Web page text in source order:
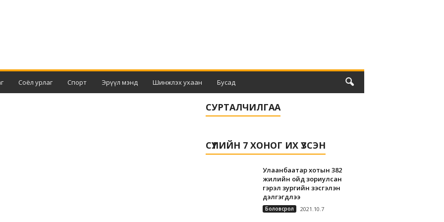
Соёл урлаг Спорт Эрүүл мэнд Шинжлэх ухаан Бусад
СУРТАЛЧИЛГАА
СҮҮЛИЙН 7 ХОНОГ ИХ ҮЗСЭН
Улаанбаатар хотын 382
жилийн ойд зориулсан
гэрэл зургийн үзэсгэлэн
дэлгэгдлээ
Боловсрол 2021.10.7